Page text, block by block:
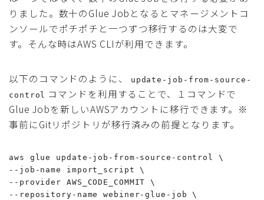
りました。数十のGlue Jobとなるとマネージメントコ
ンソールでポチポチと一つずつ移行するのは大変で
す。そんな時はAWS CLIが利用できます。
以下のコマンドのように、
update-job-from-source-
control コマンドを利用することで、１コマンドで
Glue Jobを新しいAWSアカウントに移行できます。※
事前にGitリポジトリが移行済みの前提となります。
aws glue update-job-from-source-control \
--job-name import_script \
--provider AWS_CODE_COMMIT \
--repository-name webiner-glue-job \